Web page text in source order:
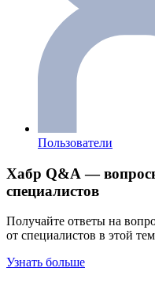
Пользователи
Хабр Q&A —
специалистов
Получайте ответы на
от специалистов в этой
Узнать больше